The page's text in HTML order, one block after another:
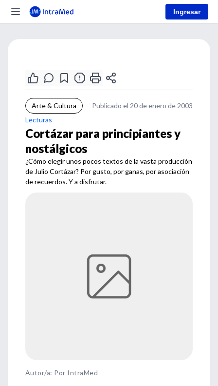
Ingresar
Arte & Cultura
Publicado el 20 de enero de 2003
Lecturas
Cortázar para principiantes y
nostálgicos
¿Cómo elegir unos pocos textos de la vasta producción
de Julio Cortázar? Por gusto, por ganas, por asociación
de recuerdos. Y a disfrutar.
Autor/a: Por IntraMed